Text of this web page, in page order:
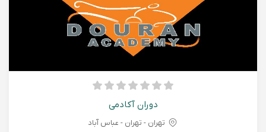
دوران آکادمی
تهران - تهران - عباس آباد